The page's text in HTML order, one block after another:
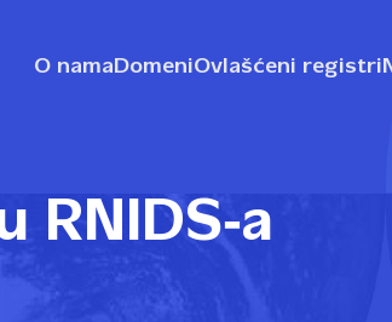
O nama DomeniOvlašćeni registri